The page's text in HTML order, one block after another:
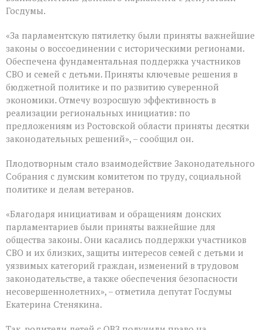
сессии,
ставшее
последним
для
VIII
созыва
Госдумы.
«За парламентскую пятилетку были приняты важнейшие
законы о воссоединении с историческими регионами.
Обеспечена фундаментальная поддержка участников
СВО и семей с детьми. Приняты ключевые решения в
бюджетной политике и по развитию суверенной
экономики. Отмечу возросшую эффективность в
реализации региональных инициатив: по
предложениям из Ростовской области приняты десятки
законодательных решений», – сообщил он.
Плодотворным стало взаимодействие Законодательного
Собрания с думским комитетом по труду, социальной
политике и делам ветеранов.
«Благодаря инициативам и обращениям донских
парламентариев были приняты важнейшие для
общества законы. Они касались поддержки участников
СВО и их близких, защиты интересов семей с детьми и
уязвимых категорий граждан, изменений в трудовом
законодательстве, а также обеспечения безопасности
несовершеннолетних», – отметила депутат Госдумы
Екатерина Стенякина.